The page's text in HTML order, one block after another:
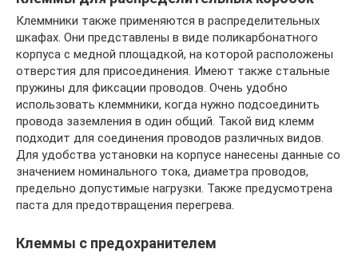
Клеммники также применяются в распределительных
шкафах. Они представлены в виде поликарбонатного
корпуса с медной площадкой, на которой расположены
отверстия для присоединения. Имеют также стальные
пружины для фиксации проводов. Очень удобно
использовать клеммники, когда нужно подсоединить
провода заземления в один общий. Такой вид клемм
подходит для соединения проводов различных видов.
Для удобства установки на корпусе нанесены данные со
значением номинального тока, диаметра проводов,
предельно допустимые нагрузки. Также предусмотрена
паста для предотвращения перегрева.
Клеммы с предохранителем